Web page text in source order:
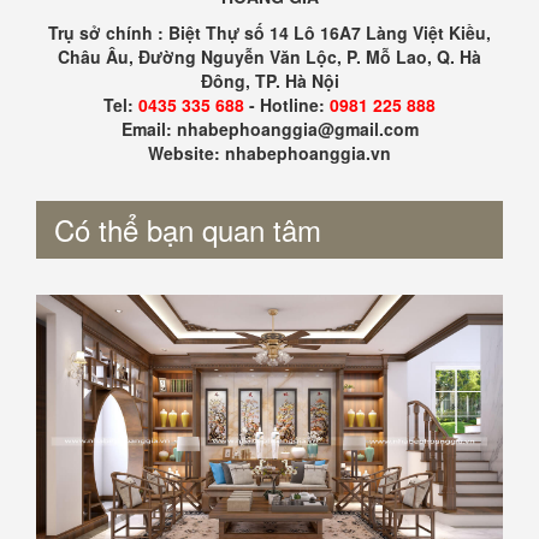
Trụ sở chính : Biệt Thự số 14 Lô 16A7 Làng Việt Kiều,
Châu Âu, Đường Nguyễn Văn Lộc, P. Mỗ Lao, Q. Hà
Đông, TP. Hà Nội
Tel: 0435 335 688 - Hotline: 0981 225 888
Email: nhabephoanggia@gmail.com
Website: nhabephoanggia.vn
Có thể bạn quan tâm